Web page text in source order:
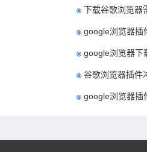
下载谷歌浏览器
google浏览器插
google浏览器下
谷歌浏览器插件
google浏览器插